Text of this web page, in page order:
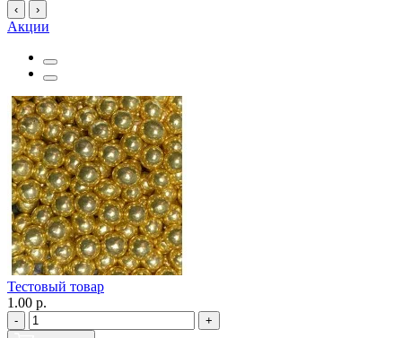
‹ ›
Акции
Тестовый товар
1.00 р.
-
+